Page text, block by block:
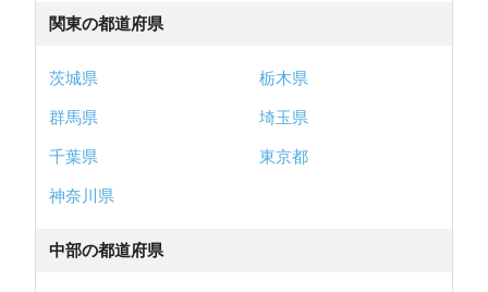
関東の都道府県
茨城県
栃木県
群馬県
埼玉県
千葉県
東京都
神奈川県
中部の都道府県